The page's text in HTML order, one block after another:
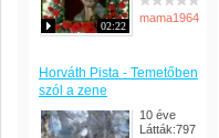
02:22
mama1964
Horváth Pista - Temetőben
szól a zene
10 éve
Látták:797